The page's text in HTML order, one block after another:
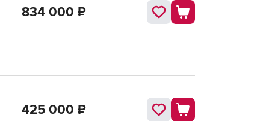
834 000 ₽
425 000 ₽